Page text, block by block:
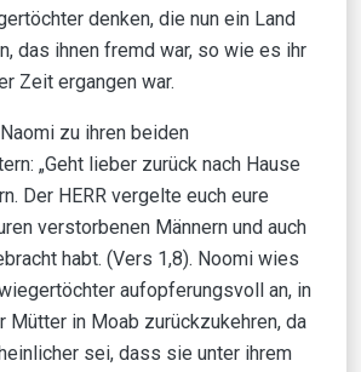
denken, die nun ein Land
das ihnen fremd war, so wie es ihr
Zeit ergangen war.
zu ihren beiden
„Geht lieber zurück nach Hause
Der HERR vergelte euch eure
verstorbenen Männern und auch
habt. (Vers 1,8). Noomi wies
aufopferungsvoll an, in
Mütter in Moab zurückzukehren, da
sei, dass sie unter ihrem